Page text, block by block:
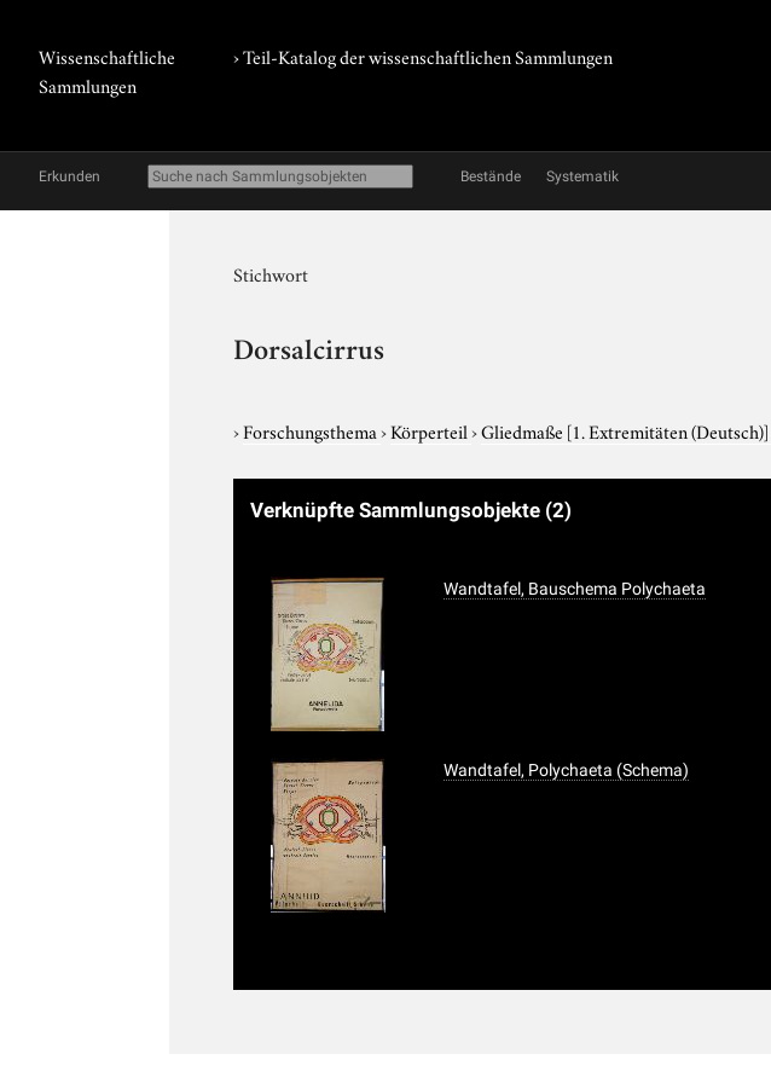
Wissenschaftliche
Sammlungen
› Teil-Katalog der wissenschaftlichen Sammlungen
Erkunden Bestände Systematik
Stichwort
Dorsalcirrus
›Forschungsthema›Körperteil›Gliedmaße [1. Extremitäten (Deutsch)]
Verknüpfte Sammlungsobjekte (2)
Wandtafel, Bauschema Polychaeta
Wandtafel, Polychaeta (Schema)